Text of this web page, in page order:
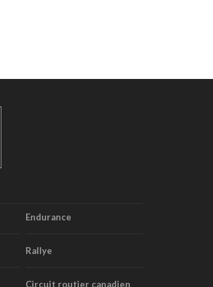
Endurance
Rallye
Circuit routier canadien